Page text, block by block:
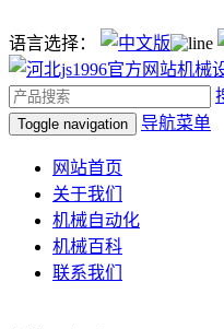
语言选择：
Toggle navigation 导航菜单
网站首页
关于我们
机械自动化
机械百科
联系我们